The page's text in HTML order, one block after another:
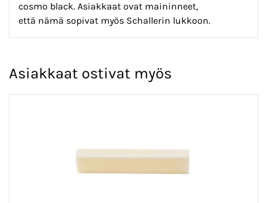
cosmo black. Asiakkaat ovat maininneet,
että nämä sopivat myös Schallerin lukkoon.
Asiakkaat ostivat myös